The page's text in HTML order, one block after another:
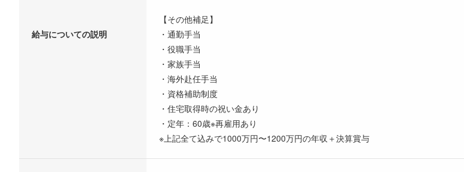
給与についての説明
【その他補足】
・通勤手当
・役職手当
・家族手当
・海外赴任手当
・資格補助制度
・住宅取得時の祝い金あり
・定年：60歳※再雇用あり
※上記全て込みで1000万円〜1200万円の年収＋決算賞与